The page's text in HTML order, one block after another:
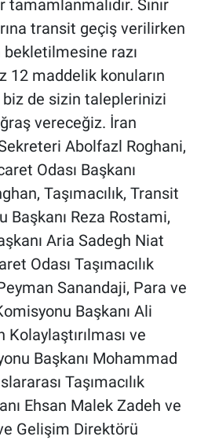
tamamlanmalıdır. Sınır
transit geçiş verilirken
bekletilmesine razı
12 maddelik konuların
de sizin taleplerinizi
vereceğiz. İran
Abolfazl Roghani,
Odası Başkanı
Taşımacılık, Transit
Reza Rostami,
Aria Sadegh Niat
Odası Taşımacılık
Sanandaji, Para ve
Başkanı Ali
ve
Başkanı Mohammad
Taşımacılık
Ehsan Malek Zadeh ve
Gelişim Direktörü